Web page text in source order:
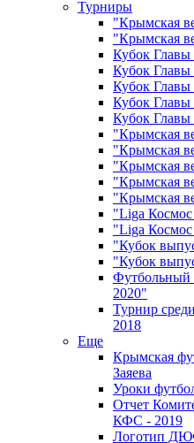
Турниры
"Крымская
"Крымская
Кубок
Кубок
Кубок
Кубок
Кубок
"Крымская
"Крымская
"Крымская
"Крымская
"Крымская
"Liga
"Liga
"Кубок
"Кубок
Футбольный
2020"
Турнир
2018
Еще
Крымская
Заяева
Уроки
Отчет
КФС - 2019
Логотип